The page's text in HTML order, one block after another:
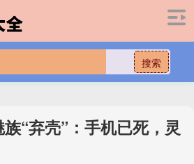
搜索
“弃壳”：手机已死，灵